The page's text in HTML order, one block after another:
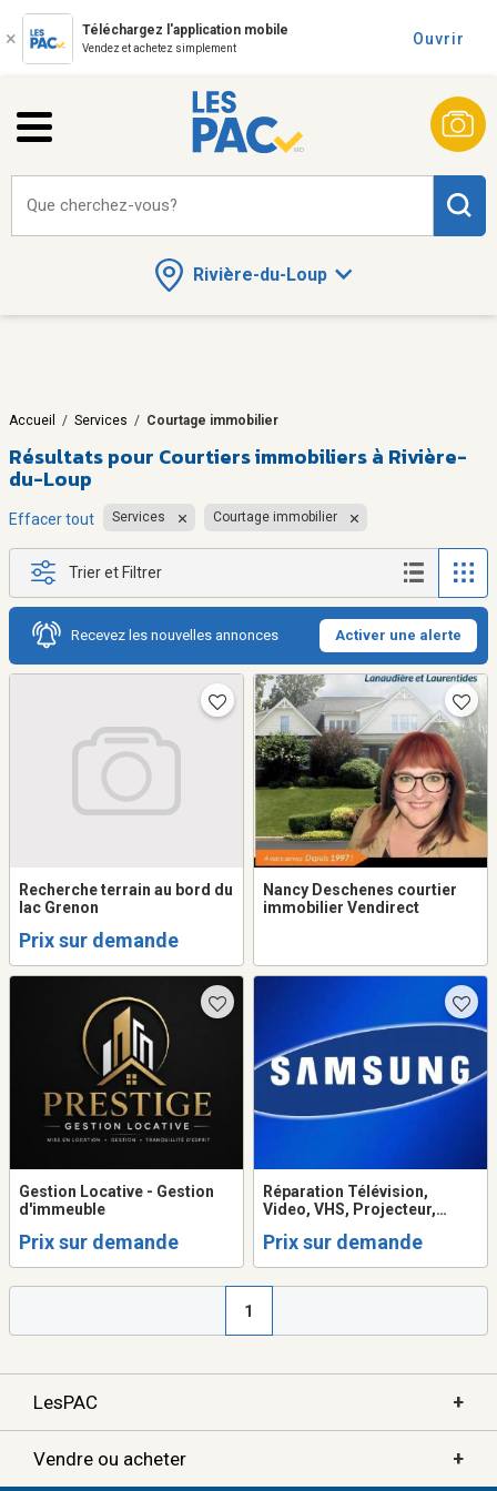
Téléchargez l'application mobile
Vendez et achetez simplement
Ouvrir
Rivière-du-Loup
Que cherchez-vous?
Accueil / Services / Courtage immobilier
Résultats pour Courtiers immobiliers à Rivière-
du-Loup
Effacer tout Services Courtage immobilier
Trier et Filtrer
Recevez les nouvelles annonces Activer une alerte
Recherche terrain au bord du
lac Grenon
Prix sur demande
Nancy Deschenes courtier
immobilier Vendirect
Gestion Locative - Gestion
d'immeuble
Prix sur demande
Réparation Télévision,
Video, VHS, Projecteur,
tournante, Ordinateur
Prix sur demande
1
LesPAC +
Vendre ou acheter +